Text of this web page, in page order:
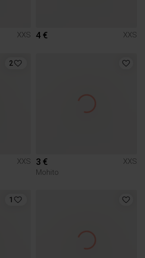
XXS 4 € XXS
2
XXS 3 €
XXS
Mohito
1